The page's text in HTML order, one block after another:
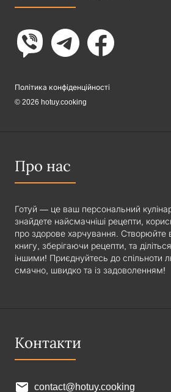
Політика конфіденційності
© 2026 hotuy.cooking
Про нас
Готуй — це ваш персональний
знайдете найсмачніші рецепти,
про здорове харчування. Створюйте
книгу, зберігаючи рецепти, та
іншими! Приєднуйтесь до спільноти
смачно, швидко та із задоволенням!
Контакти
contact@hotuy.cooking